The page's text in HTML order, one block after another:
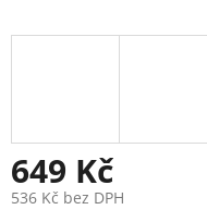
649 Kč
536 Kč bez DPH